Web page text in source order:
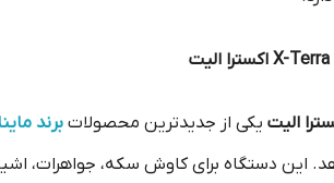
یکی از جدیدترین محصولات برند
این دستگاه برای کاوش سکه، جواهرات،